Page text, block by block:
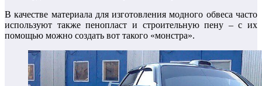
В качестве материала для изготовления модного обвеса часто
используют также пенопласт и строительную пену – с их
помощью можно создать вот такого «монстра».